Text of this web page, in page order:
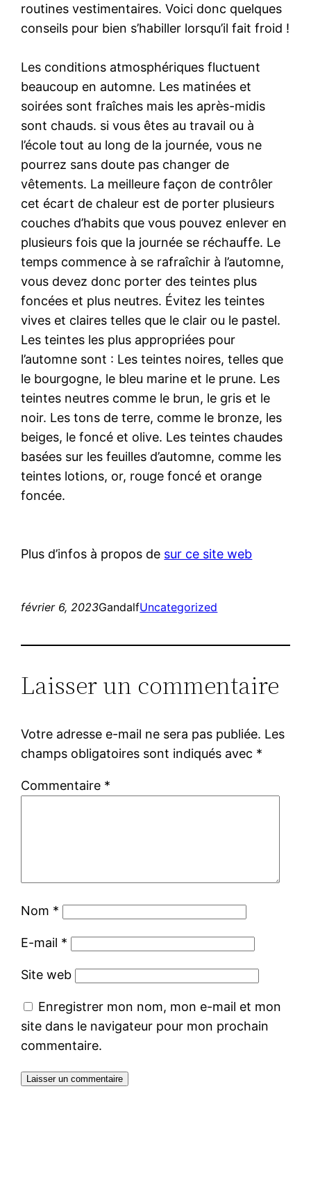
routines vestimentaires. Voici donc quelques
conseils pour bien s’habiller lorsqu’il fait froid !
Les conditions atmosphériques fluctuent
beaucoup en automne. Les matinées et
soirées sont fraîches mais les après-midis
sont chauds. si vous êtes au travail ou à
l’école tout au long de la journée, vous ne
pourrez sans doute pas changer de
vêtements. La meilleure façon de contrôler
cet écart de chaleur est de porter plusieurs
couches d’habits que vous pouvez enlever en
plusieurs fois que la journée se réchauffe. Le
temps commence à se rafraîchir à l’automne,
vous devez donc porter des teintes plus
foncées et plus neutres. Évitez les teintes
vives et claires telles que le clair ou le pastel.
Les teintes les plus appropriées pour
l’automne sont : Les teintes noires, telles que
le bourgogne, le bleu marine et le prune. Les
teintes neutres comme le brun, le gris et le
noir. Les tons de terre, comme le bronze, les
beiges, le foncé et olive. Les teintes chaudes
basées sur les feuilles d’automne, comme les
teintes lotions, or, rouge foncé et orange
foncée.
Plus d’infos à propos de sur ce site web
février 6, 2023GandalfUncategorized
Laisser un commentaire
Votre adresse e-mail ne sera pas publiée. Les
champs obligatoires sont indiqués avec *
Commentaire *
Nom *
E-mail *
Site web
Enregistrer mon nom, mon e-mail et mon
site dans le navigateur pour mon prochain
commentaire.